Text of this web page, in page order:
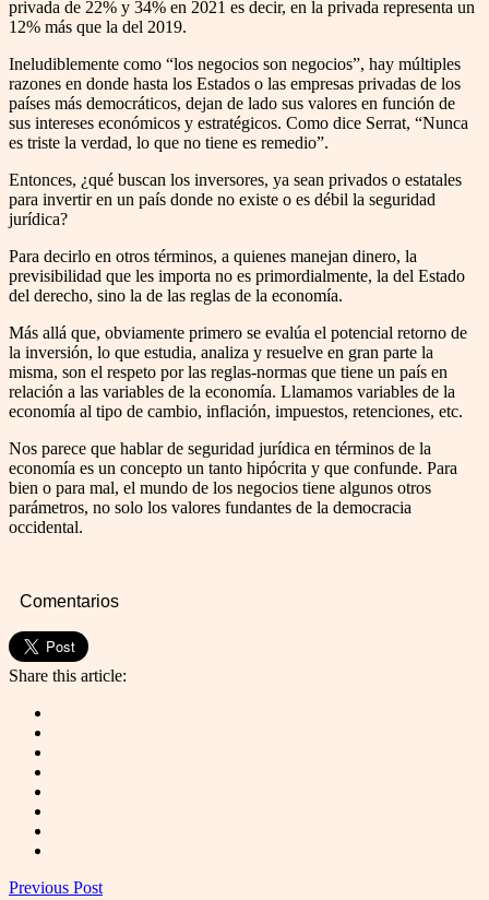
privada de 22% y 34% en 2021 es decir, en la privada representa un
12% más que la del 2019.
Ineludiblemente como “los negocios son negocios”, hay múltiples
razones en donde hasta los Estados o las empresas privadas de los
países más democráticos, dejan de lado sus valores en función de
sus intereses económicos y estratégicos. Como dice Serrat, “Nunca
es triste la verdad, lo que no tiene es remedio”.
Entonces, ¿qué buscan los inversores, ya sean privados o estatales
para invertir en un país donde no existe o es débil la seguridad
jurídica?
Para decirlo en otros términos, a quienes manejan dinero, la
previsibilidad que les importa no es primordialmente, la del Estado
del derecho, sino la de las reglas de la economía.
Más allá que, obviamente primero se evalúa el potencial retorno de
la inversión, lo que estudia, analiza y resuelve en gran parte la
misma, son el respeto por las reglas-normas que tiene un país en
relación a las variables de la economía. Llamamos variables de la
economía al tipo de cambio, inflación, impuestos, retenciones, etc.
Nos parece que hablar de seguridad jurídica en términos de la
economía es un concepto un tanto hipócrita y que confunde. Para
bien o para mal, el mundo de los negocios tiene algunos otros
parámetros, no solo los valores fundantes de la democracia
occidental.
Comentarios
Share this article:
Previous Post